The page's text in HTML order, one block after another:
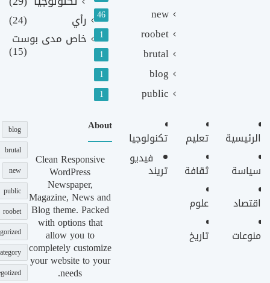
new
46
roobet
1
brutal
1
blog
1
public
1
رأي
(24)
خاص مدى بوست
(15)
الرئيسية
سياسة
اقتصاد
منوعات
تعليم
ثقافة
علوم
تاريخ
تكنولوجيا
فيديو
تريند
About
Clean Responsive
WordPress
Newspaper,
Magazine, News and
Blog theme. Packed
with options that
allow you to
completely customize
your website to your
needs.
blog
brutal
new
public
roobet